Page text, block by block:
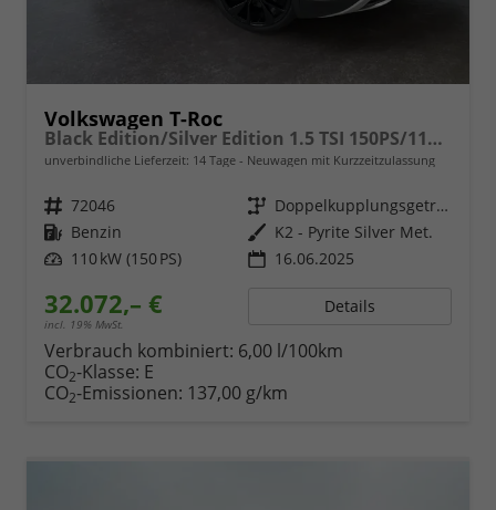
Volkswagen T-Roc
Black Edition/Silver Edition 1.5 TSI 150PS/110kW DSG 2025 +Black Paket+19"ALU+MATRIX+PANO
unverbindliche Lieferzeit: 14 Tage Neuwagen mit Kurzzeitzulassung
Fahrzeugnr. 72046 Getriebe
Doppelkupplungsgetriebe (DSG)
Kraftstoff Benzin Außenfarbe K2 - Pyrite Silver Met.
Leistung 110 kW (150 PS) 16.06.2025
32.072,– €
incl. 19% MwSt.
Details
Verbrauch kombiniert: 6,00 l/100km
CO2-Klasse: E
CO2-Emissionen: 137,00 g/km